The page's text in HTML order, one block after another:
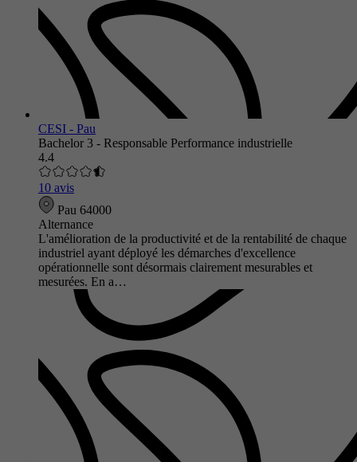
CESI - Pau
Bachelor 3 - Responsable Performance industrielle
4.4
10 avis
Pau 64000
Alternance
L'amélioration de la productivité et de la rentabilité de chaque
industriel ayant déployé les démarches d'excellence
opérationnelle sont désormais clairement mesurables et
mesurées. En a…